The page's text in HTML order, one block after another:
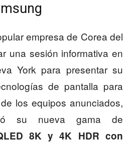
empresa de Corea del
una sesión informativa en
York para presentar su
de pantalla para
los equipos anunciados,
su nueva gama de
8K y 4K HDR con